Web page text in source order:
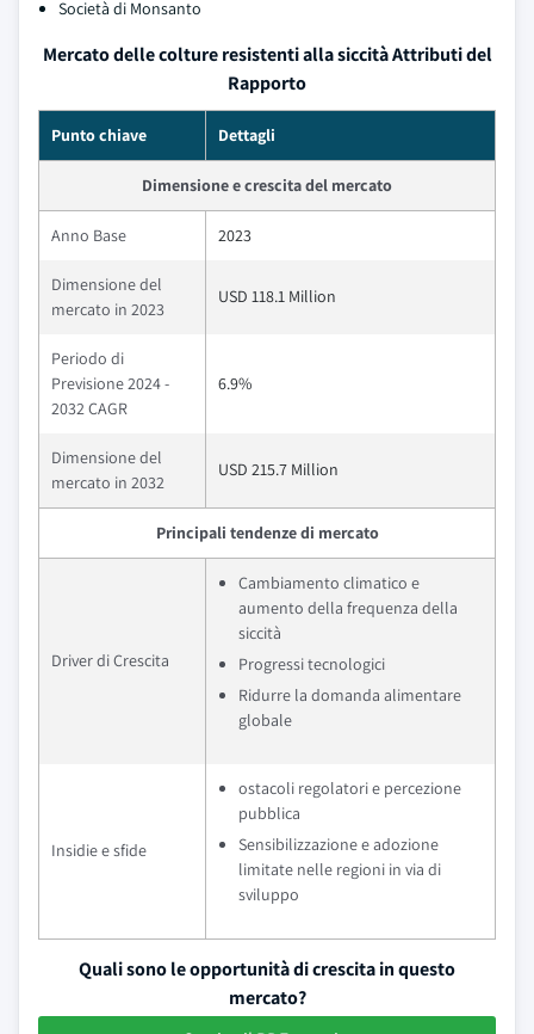
Società di Monsanto
Mercato delle colture resistenti alla siccità Attributi del
Rapporto
Punto chiave Dettagli
Dimensione e crescita del mercato
Anno Base 2023
Dimensione del
mercato in 2023
USD 118.1 Million
Periodo di
Previsione 2024 -
2032 CAGR
6.9%
Dimensione del
mercato in 2032
USD 215.7 Million
Principali tendenze di mercato
Driver di Crescita
Cambiamento climatico e
aumento della frequenza della
siccità
Progressi tecnologici
Ridurre la domanda alimentare
globale
Insidie e sfide
ostacoli regolatori e percezione
pubblica
Sensibilizzazione e adozione
limitate nelle regioni in via di
sviluppo
Quali sono le opportunità di crescita in questo
mercato?